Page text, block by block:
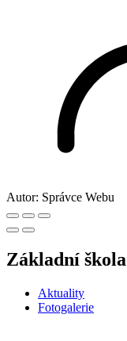
Autor: Správce Webu
Základní škola
Aktuality
Fotogalerie